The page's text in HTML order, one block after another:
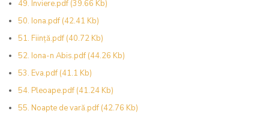
49. Înviere.pdf (39.66 Kb)
50. Iona.pdf (42.41 Kb)
51. Ființă.pdf (40.72 Kb)
52. Iona-n Abis.pdf (44.26 Kb)
53. Eva.pdf (41.1 Kb)
54. Pleoape.pdf (41.24 Kb)
55. Noapte de vară.pdf (42.76 Kb)